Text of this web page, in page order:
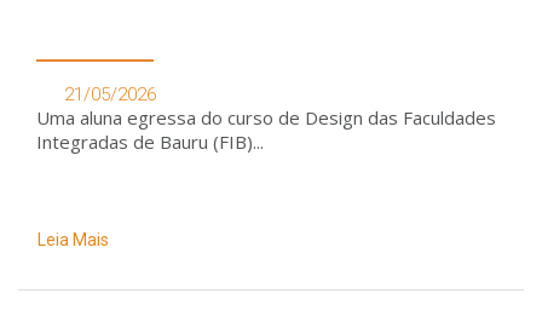
21/05/2026
Uma aluna egressa do curso de Design das Faculdades
Integradas de Bauru (FIB)...
Leia Mais